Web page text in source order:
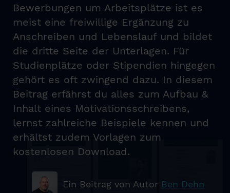
Bewerbungen um Arbeitsplätze ist es
meist eine freiwillige Ergänzung zu
Anschreiben und Lebenslauf und bildet
die dritte Seite der Unterlagen. Für
Studienplätze oder Stipendien hingegen
gehört es oft zwingend dazu. In diesem
Beitrag erfährst du alles zum Aufbau &
Inhalt eines Motivationsschreibens,
lernst zahlreiche Beispiele kennen und
erhältst zudem Vorlagen zum
kostenlosen Download.
Ein Beitrag von Autor Ben Dehn